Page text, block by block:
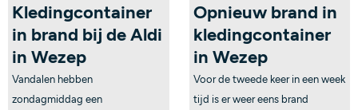
Kledingcontainer
in brand bij de Aldi
in Wezep
Vandalen hebben
zondagmiddag een
Opnieuw brand in
kledingcontainer
in Wezep
Voor de tweede keer in een week
tijd is er weer eens brand